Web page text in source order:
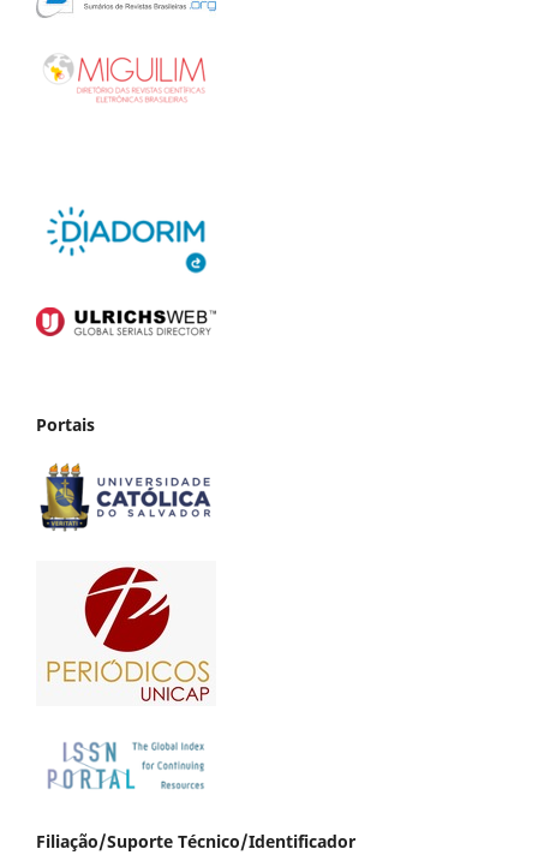
Portais
Filiação/Suporte Técnico/Identificador